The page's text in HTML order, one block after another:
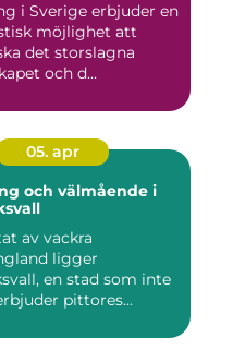
i Sverige erbjuder en
möjlighet att
det storslagna
och d...
05. apr
och välmående i
av vackra
ligger
en stad som inte
pittores...